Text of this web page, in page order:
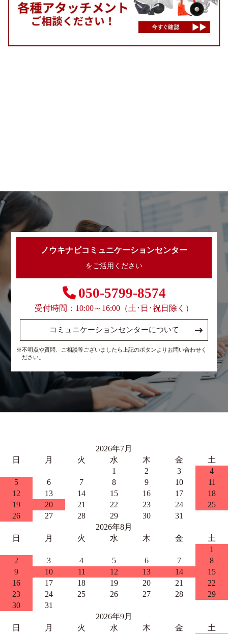
ノウキナビコミュニケーションセンター
をご活用ください
050-5799-8574
受付時間：10:00～16:00（土･日･祝日除く）
コミュニケーションセンターについて
※不明点や質問、ご相談等ございましたら上記のボタンよりお問い合わせく
ださい。
2026年7月
日
月 火 水 木 金
土
1
2 3
4
5
6 7 8 9 10
11
12
13 14 15 16 17
18
19
20 21 22 23 24
25
26
27 28 29 30
31
2026年8月
日
月 火 水 木 金
土
1
2
3 4 5 6 7
8
9
10 11 12 13 14
15
16
17 18 19 20 21
22
23
24 25 26 27 28
29
30
31
2026年9月
日
月 火 水 木 金
土